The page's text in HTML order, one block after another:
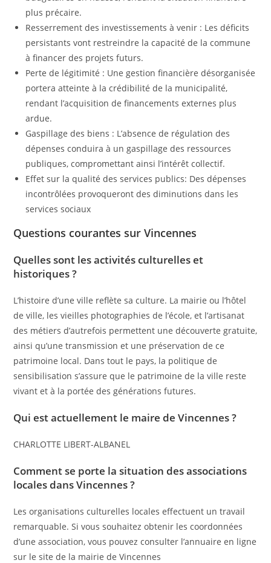
plus précaire.
Resserrement des investissements à venir : Les déficits
persistants vont restreindre la capacité de la commune
à financer des projets futurs.
Perte de légitimité : Une gestion financière désorganisée
portera atteinte à la crédibilité de la municipalité,
rendant l’acquisition de financements externes plus
ardue.
Gaspillage des biens : L’absence de régulation des
dépenses conduira à un gaspillage des ressources
publiques, compromettant ainsi l’intérêt collectif.
Effet sur la qualité des services publics: Des dépenses
incontrôlées provoqueront des diminutions dans les
services sociaux
Questions courantes sur Vincennes
Quelles sont les activités culturelles et
historiques ?
L’histoire d’une ville reflète sa culture. La mairie ou l’hôtel
de ville, les vieilles photographies de l’école, et l’artisanat
des métiers d’autrefois permettent une découverte gratuite,
ainsi qu’une transmission et une préservation de ce
patrimoine local. Dans tout le pays, la politique de
sensibilisation s’assure que le patrimoine de la ville reste
vivant et à la portée des générations futures.
Qui est actuellement le maire de Vincennes ?
CHARLOTTE LIBERT-ALBANEL
Comment se porte la situation des associations
locales dans Vincennes ?
Les organisations culturelles locales effectuent un travail
remarquable. Si vous souhaitez obtenir les coordonnées
d’une association, vous pouvez consulter l’annuaire en ligne
sur le site de la mairie de Vincennes